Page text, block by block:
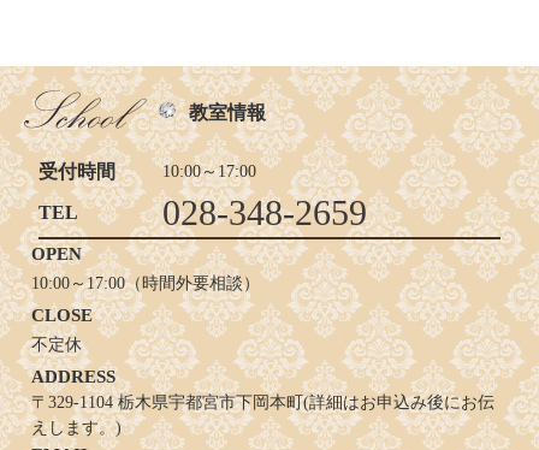
教室情報
受付時間 10:00～17:00
TEL 028-348-2659
OPEN
10:00～17:00（時間外要相談）
CLOSE
不定休
ADDRESS
〒329-1104 栃木県宇都宮市下岡本町(詳細はお申込み後にお伝
えします。)